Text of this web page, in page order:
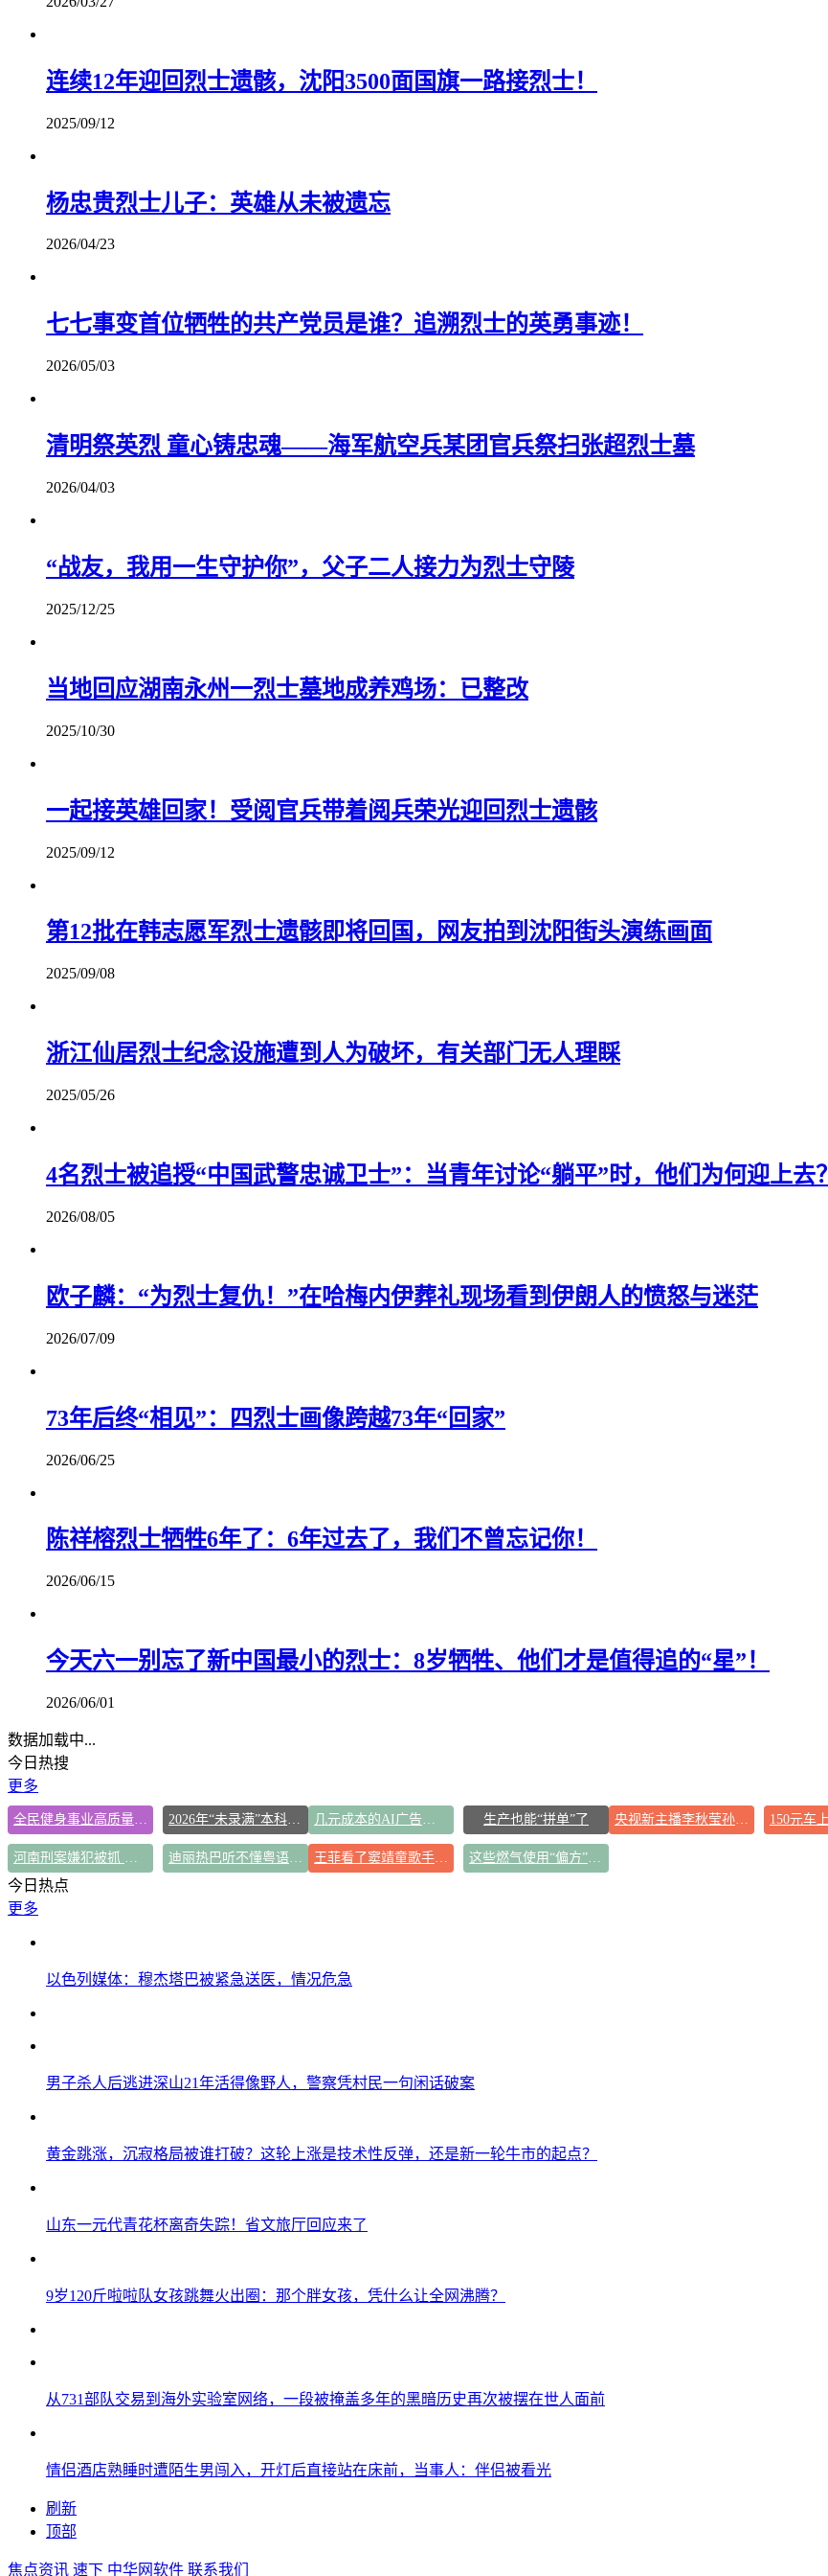
连续12年迎回烈士遗骸，沈阳3500面国旗一路接烈士！
2025/09/12
杨忠贵烈士儿子：英雄从未被遗忘
2026/04/23
七七事变首位牺牲的共产党员是谁？追溯烈士的英勇事迹！
2026/05/03
清明祭英烈 童心铸忠魂——海军航空兵某团官兵祭扫张超烈士墓
2026/04/03
“战友，我用一生守护你”，父子二人接力为烈士守陵
2025/12/25
当地回应湖南永州一烈士墓地成养鸡场：已整改
2025/10/30
一起接英雄回家！受阅官兵带着阅兵荣光迎回烈士遗骸
2025/09/12
第12批在韩志愿军烈士遗骸即将回国，网友拍到沈阳街头演练画面
2025/09/08
浙江仙居烈士纪念设施遭到人为破坏，有关部门无人理睬
2025/05/26
4名烈士被追授“中国武警忠诚卫士”：当青年讨论“躺平”时，他们为何迎上去？
2026/08/05
欧子麟：“为烈士复仇！”在哈梅内伊葬礼现场看到伊朗人的愤怒与迷茫
2026/07/09
73年后终“相见”：四烈士画像跨越73年“回家”
2026/06/25
陈祥榕烈士牺牲6年了：6年过去了，我们不曾忘记你！
2026/06/15
今天六一别忘了新中国最小的烈士：8岁牺牲、他们才是值得追的“星”！
2026/06/01
数据加载中...
今日热搜
更多
全民健身事业高质量发展 2026年“未录满”本科专业排行榜出炉 几元成本的AI广告导致千万市值蒸发 生产也能“拼单”了 央视新主播李秋莹孙亚鹏亮相
河南刑案嫌犯被抓 逃窜时伤害多人 迪丽热巴听不懂粤语努力憋笑 王菲看了窦靖童歌手总决赛 这些燃气使用“偏方”千万别信
今日热点
更多
以色列媒体：穆杰塔巴被紧急送医，情况危急
男子杀人后逃进深山21年活得像野人，警察凭村民一句闲话破案
黄金跳涨，沉寂格局被谁打破？这轮上涨是技术性反弹，还是新一轮牛市的起点？
山东一元代青花杯离奇失踪！省文旅厅回应来了
9岁120斤啦啦队女孩跳舞火出圈：那个胖女孩，凭什么让全网沸腾？
从731部队交易到海外实验室网络，一段被掩盖多年的黑暗历史再次被摆在世人面前
情侣酒店熟睡时遭陌生男闯入，开灯后直接站在床前，当事人：伴侣被看光
刷新
顶部
焦点资讯 速下 中华网软件 联系我们